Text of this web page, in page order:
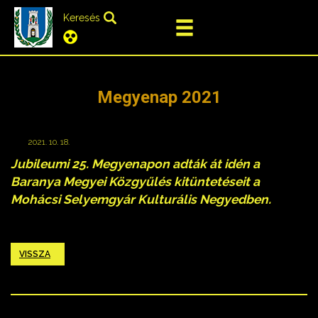
Keresés
Megyenap 2021
2021. 10. 18.
Jubileumi 25. Megyenapon adták át idén a
Baranya Megyei Közgyűlés kitüntetéseit a
Mohácsi Selyemgyár Kulturális Negyedben.
VISSZA